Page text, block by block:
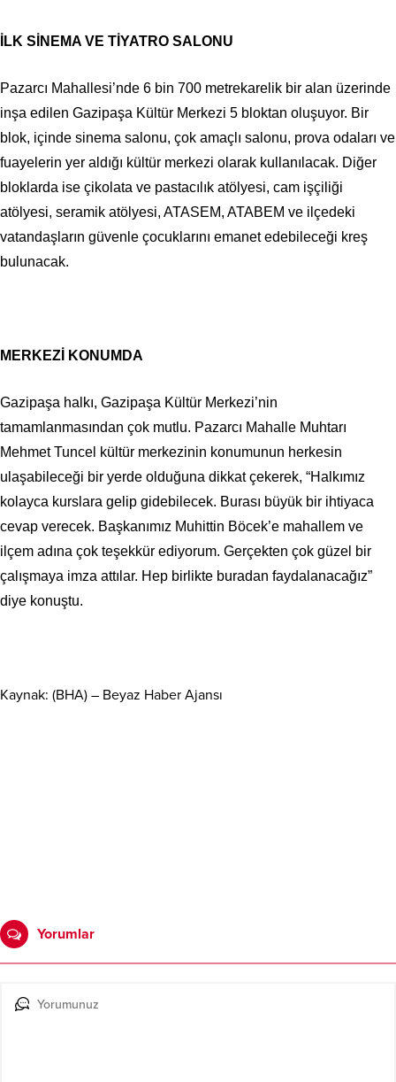
İLK SİNEMA VE TİYATRO SALONU
Pazarcı Mahallesi’nde 6 bin 700 metrekarelik bir alan üzerinde
inşa edilen Gazipaşa Kültür Merkezi 5 bloktan oluşuyor. Bir
blok, içinde sinema salonu, çok amaçlı salonu, prova odaları ve
fuayelerin yer aldığı kültür merkezi olarak kullanılacak. Diğer
bloklarda ise çikolata ve pastacılık atölyesi, cam işçiliği
atölyesi, seramik atölyesi, ATASEM, ATABEM ve ilçedeki
vatandaşların güvenle çocuklarını emanet edebileceği kreş
bulunacak.
MERKEZİ KONUMDA
Gazipaşa halkı, Gazipaşa Kültür Merkezi’nin
tamamlanmasından çok mutlu. Pazarcı Mahalle Muhtarı
Mehmet Tuncel kültür merkezinin konumunun herkesin
ulaşabileceği bir yerde olduğuna dikkat çekerek, “Halkımız
kolayca kurslara gelip gidebilecek. Burası büyük bir ihtiyaca
cevap verecek. Başkanımız Muhittin Böcek’e mahallem ve
ilçem adına çok teşekkür ediyorum. Gerçekten çok güzel bir
çalışmaya imza attılar. Hep birlikte buradan faydalanacağız”
diye konuştu.
Kaynak: (BHA) – Beyaz Haber Ajansı
Yorumlar